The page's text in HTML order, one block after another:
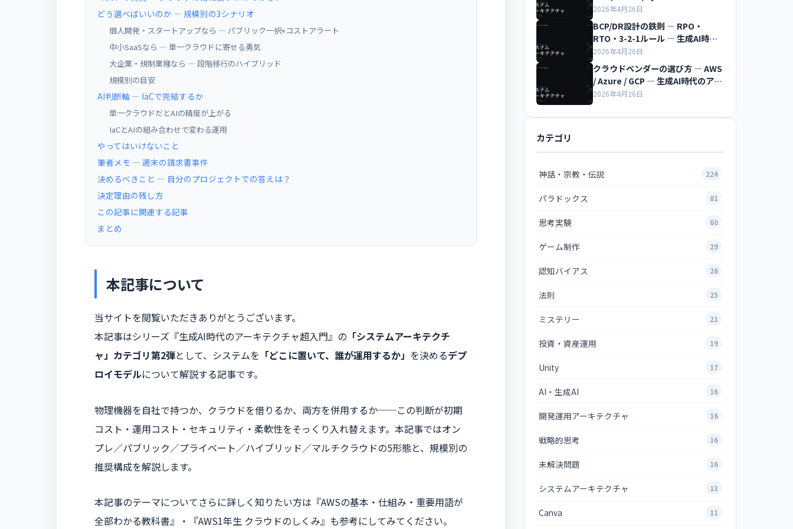
どう選べばいいのか ― 規模別の3シナリオ
個人開発・スタートアップなら ― パブリック一択+コストアラート
中小SaaSなら ― 単一クラウドに寄せる勇気
大企業・規制業種なら ― 段階移行のハイブリッド
規模別の目安
AI判断軸 ― IaCで完結するか
単一クラウドだとAIの精度が上がる
IaCとAIの組み合わせで変わる運用
やってはいけないこと
筆者メモ ― 週末の請求書事件
決めるべきこと — 自分のプロジェクトでの答えは？
決定理由の残し方
この記事に関連する記事
まとめ
本記事について
当サイトを閲覧いただきありがとうございます。
本記事はシリーズ『生成AI時代のアーキテクチャ超入門』の 「システムアーキテクチ
ャ」カテゴリ第2弾として、システムを 「どこに置いて、誰が運用するか」 を決めるデプ
ロイモデルについて解説する記事です。
物理機器を自社で持つか、クラウドを借りるか、両方を併用するか──この判断が初期
コスト・運用コスト・セキュリティ・柔軟性をそっくり入れ替えます。本記事ではオン
プレ／パブリック／プライベート／ハイブリッド／マルチクラウドの5形態と、規模別の
推奨構成を解説します。
本記事のテーマについてさらに詳しく知りたい方は『AWSの基本・仕組み・重要用語が
全部わかる教科書』・『AWS1年生 クラウドのしくみ』も参考にしてみてください。
代のアーキテクチャ超入門
2026年4月26日
BCP/DR設計の鉄則 ― RPO・
RTO・3-2-1ルール ― 生成AI時代
のアーキテクチャ超入門
2026年4月26日
クラウドベンダーの選び方 ― AWS
/ Azure / GCP ― 生成AI時代のアー
キテクチャ超入門
2026年4月26日
カテゴリ
神話・宗教・伝説 224
パラドックス 81
思考実験 60
ゲーム制作 29
認知バイアス 26
法則 25
ミステリー 21
投資・資産運用 19
Unity 17
AI・生成AI 16
開発運用アーキテクチャ 16
戦略的思考 16
未解決問題 16
システムアーキテクチャ 13
Canva 11